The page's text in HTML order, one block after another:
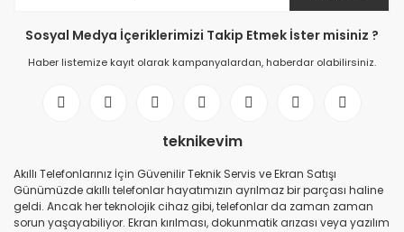
Sosyal Medya İçeriklerimizi Takip Etmek İster misiniz ?
Haber listemize kayıt olarak kampanyalardan, haberdar olabilirsiniz.
teknikevim
Akıllı Telefonlarınız İçin Güvenilir Teknik Servis ve Ekran Satışı
Günümüzde akıllı telefonlar hayatımızın ayrılmaz bir parçası haline
geldi. Ancak her teknolojik cihaz gibi, telefonlar da zaman zaman
sorun yaşayabiliyor. Ekran kırılması, dokunmatik arızası veya yazılım